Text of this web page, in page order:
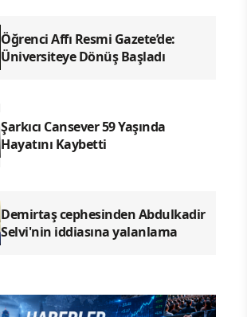
Öğrenci Affı Resmi Gazete’de:
Üniversiteye Dönüş Başladı
Şarkıcı Cansever 59 Yaşında
Hayatını Kaybetti
Demirtaş cephesinden Abdulkadir
Selvi'nin iddiasına yalanlama